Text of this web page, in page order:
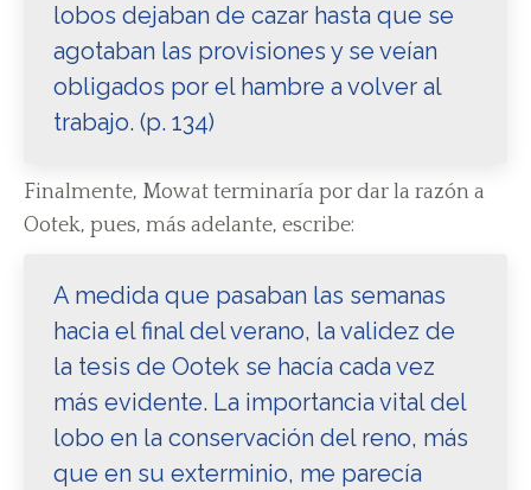
lobos dejaban de cazar hasta que se
agotaban las provisiones y se veían
obligados por el hambre a volver al
trabajo. (p. 134)
Finalmente, Mowat terminaría por dar la razón a
Ootek, pues, más adelante, escribe:
A medida que pasaban las semanas
hacia el final del verano, la validez de
la tesis de Ootek se hacía cada vez
más evidente. La importancia vital del
lobo en la conservación del reno, más
que en su exterminio, me parecía